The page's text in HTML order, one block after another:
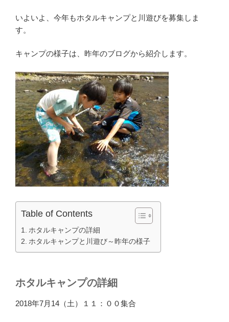
いよいよ、今年もホタルキャンプと川遊びを募集しま
す。
キャンプの様子は、昨年のブログから紹介します。
Table of Contents
ホタルキャンプの詳細
ホタルキャンプと川遊び～昨年の様子
ホタルキャンプの詳細
2018年7月14（土）１１：００集合